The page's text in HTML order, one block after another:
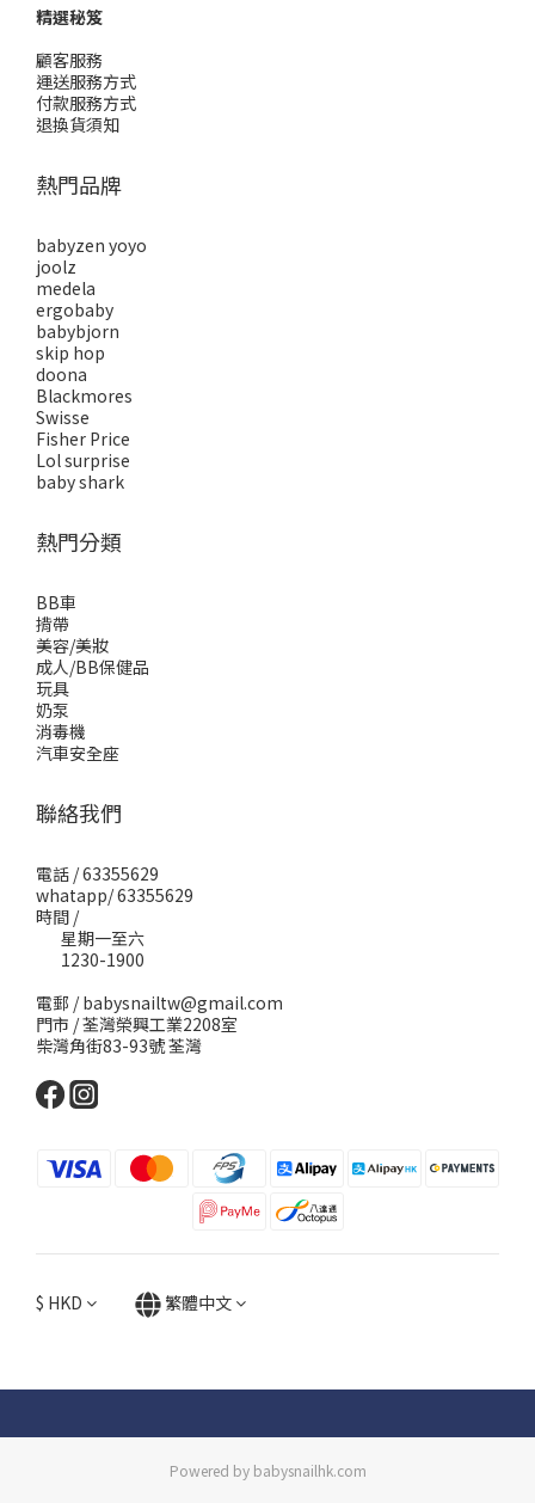
精選秘笈
顧客服務
運送服務方式
付款服務方式
退換貨須知
熱門品牌
babyzen yoyo
joolz
medela
ergobaby
babybjorn
skip hop
doona
Blackmores
Swisse
Fisher Price
Lol surprise
baby shark
熱門分類
BB車
揹帶
美容/美妝
成人/BB保健品
玩具
奶泵
消毒機
汽車安全座
聯絡我們
電話 / 63355629
whatapp/ 63355629
時間 /
星期一至六
1230-1900
電郵 / babysnailtw@gmail.com
門市 / 荃灣榮興工業2208室
柴灣角街83-93號 荃灣
$ HKD 繁體中文
Powered by babysnailhk.com